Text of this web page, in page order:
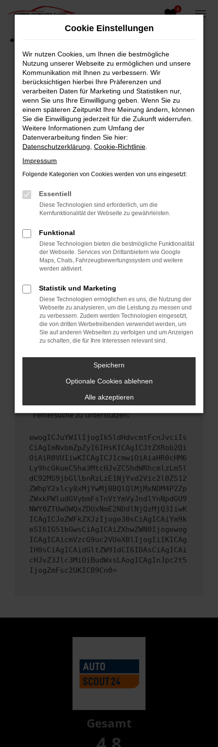
Zum
0
Fehler: Network Error
Beim Laden ist ein Fehler aufgetreten.
Hier sind ein paar Tipps, die dir helfen können:
Überprüfe deine Firewall und deine
Internetverbindung.
Laden andere Webseiten, zum Beispiel deine
Suchmaschine?
Prüfe deine Browsererweiterungen.
Manche Erweiterungen, wie Werbeblocker,
können das Laden bestimmter Seiten
verhindern. Funktioniert die Seite in einem
Fenster?
Starte dein Gerät neu.
Das kann manchmal helfen, vorübergehende
Probleme zu beheben.
Betriebssystem auf dem neuesten Stand
sind.
Veraltete Software birgt nicht nur ein
Sicherheitsrisiko, sondern kann auch dazu
führen, dass bestimmte Funktionen nicht mehr
unterstützt werden.
Wende dich an den Webseitenbetreiber.
Wenn du alle oben genannten Schritte versucht
hast, kontaktiere uns bitte. Wir werden
versuchen, das Problem zu beheben. Du kannst
uns diesen Text schicken, um uns bei der
Fehlersuche zu unterstützen:
ewogICJuYW1lIjogIk5ldHdvcmtFcnJvciIs
CiAgImNvbmZpZyI6IHsKICAgICJtZXRob2Qi
OiAiR0VUIiwKICAgICJ1cmwiOiAiaHR0cHM6
Ly9hcGkueC5ha3MtcHJvZC5hdWRhcmlzLm5l
dC92MS9jbGllbnRzLzE1NjYvd2Vic2l0ZS12
ZWhpY2xlcy8xMjYwMjBBQlQlMjMxNDM4P2Zp
ZWxkPWludGVybmFsTnVtYmVyJndlYnNpdGU9
NWY0ZTUwOWQxZDUxNmE2NDdlNjQzMjQ3IiwK
ICAgICJoZWFkZXJzIjoge30sCiAgICAiYm9k
eSI6IG51bGwsCiAgICAiZXhwZWN0Ijogewog
ICAgICAicmVzcG9uc2VUeXBlIjogIiIKICAg
IH0sCiAgICAidGltZW91dCI6IDAsCiAgICAi
cHJvZ3Jlc3MiOiBudWxsLAogICAgInJpc2t5
IjogZmFsc2UKICB9Cn0=
Gesamt
Cookie Einstellungen
Wir nutzen Cookies, um Ihnen die bestmögliche
Nutzung unserer Webseite zu ermöglichen und unsere
Kommunikation mit Ihnen zu verbessern. Wir
berücksichtigen hierbei Ihre Präferenzen und
verarbeiten Daten für Marketing und Statistiken nur,
wenn Sie uns Ihre Einwilligung geben. Wenn Sie zu
einem späteren Zeitpunkt Ihre Meinung ändern, können
Sie die Einwilligung jederzeit für die Zukunft widerrufen.
Weitere Informationen zum Umfang der
Datenverarbeitung finden Sie hier:
Datenschutzerklärung Cookie-Richtlinie
Impressum
Folgende Kategorien von Cookies werden von uns eingesetzt:
Essentiell
Diese Technologien sind erforderlich, um die
Kernfunktionalität der Webseite zu gewährleisten.
Funktional
Diese Technologien bieten die bestmögliche Funktionalität
der Webseite. Services von Drittanbietern wie Google
Maps, Chats, Fahrzeugbewertungssystem und weitere
werden aktiviert.
Statistik und Marketing
Diese Technologien ermöglichen es uns, die Nutzung der
Webseite zu analysieren, um die Leistung zu messen und
zu verbessern. Zudem werden Technologien eingesetzt,
die von dritten Werbetreibenden verwendet werden, um
Sie auf anderen Webseiten zu verfolgen und um Anzeigen
zu schalten, die für Ihre Interessen relevant sind.
Speichern
Optionale Cookies ablehnen
Alle akzeptieren